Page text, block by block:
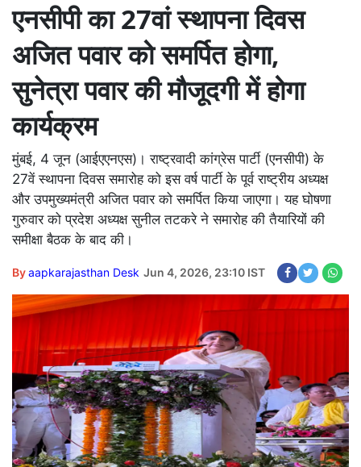
एनसीपी का 27वां स्थापना दिवस
अजित पवार को समर्पित होगा,
सुनेत्रा पवार की मौजूदगी में होगा
कार्यक्रम
मुंबई, 4 जून (आईएएनएस)। राष्ट्रवादी कांग्रेस पार्टी (एनसीपी) के
27वें स्थापना दिवस समारोह को इस वर्ष पार्टी के पूर्व राष्ट्रीय अध्यक्ष
और उपमुख्यमंत्री अजित पवार को समर्पित किया जाएगा। यह घोषणा
गुरुवार को प्रदेश अध्यक्ष सुनील तटकरे ने समारोह की तैयारियों की
समीक्षा बैठक के बाद की।
Byaapkarajasthan Desk Jun 4, 2026, 23:10 IST